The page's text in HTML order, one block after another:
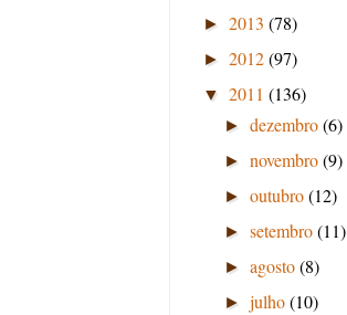
► 2013 (78)
► 2012(97)
▼ 2011 (136)
►dezembro(6)
►novembro(9)
►outubro(12)
►setembro(11)
►agosto(8)
►julho(10)